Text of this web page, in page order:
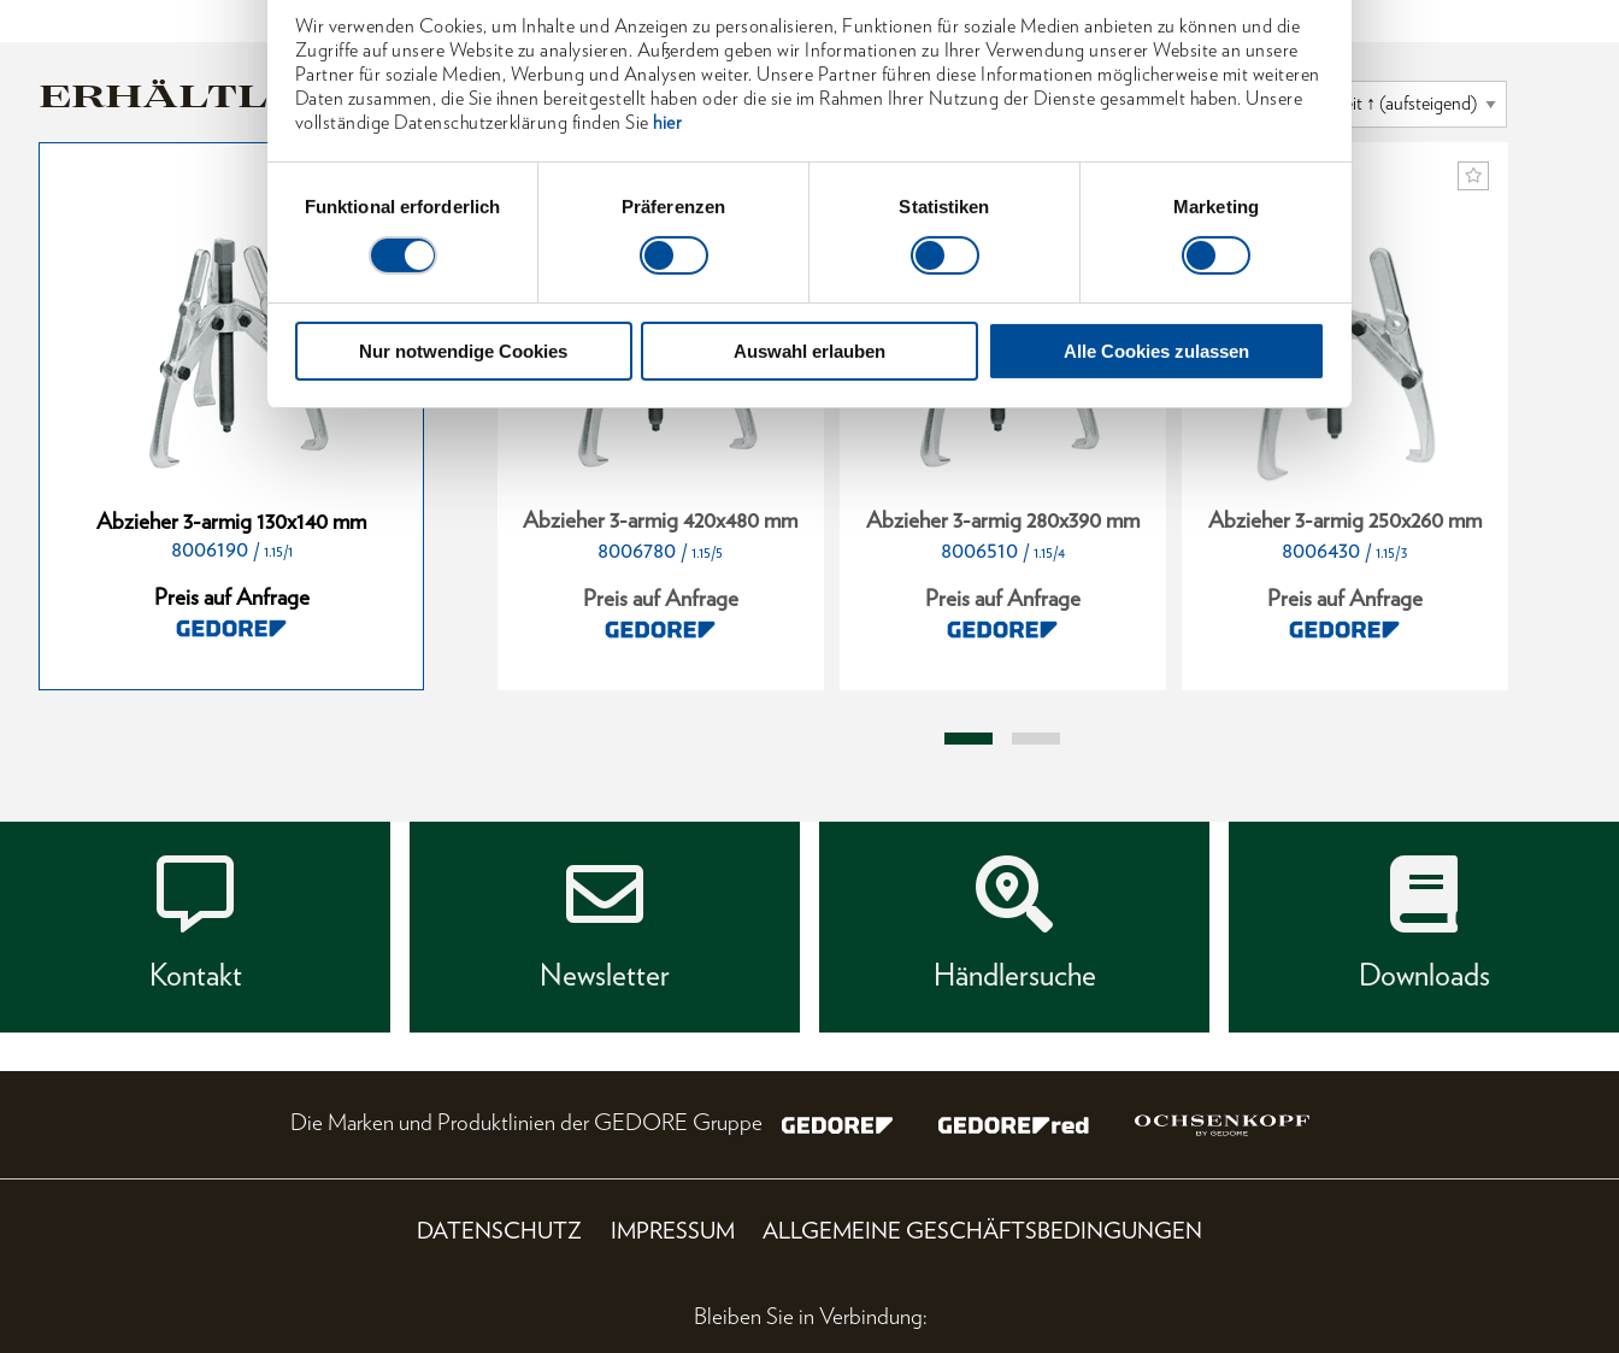
Wir verwenden Cookies, um Inhalte und Anzeigen zu personalisieren, Funktionen für soziale Medien anbieten zu können und die
Zugriffe auf unsere Website zu analysieren. Außerdem geben wir Informationen zu Ihrer Verwendung unserer Website an unsere
Partner für soziale Medien, Werbung und Analysen weiter. Unsere Partner führen diese Informationen möglicherweise mit weiteren
Daten zusammen, die Sie ihnen bereitgestellt haben oder die sie im Rahmen Ihrer Nutzung der Dienste gesammelt haben. Unsere
vollständige Datenschutzerklärung finden Sie hier
Funktional erforderlich
Präferenzen Statistiken Marketing
Nur notwendige Cookies Auswahl erlauben Alle Cookies zulassen
ERHÄLTLICHE VARIANTEN
Abzieher 3-armig 130x140 mm
8006190 / 1.15/1
Preis auf Anfrage
mm
Abzieher 3-armig 200x210 mm
8006350
Preis auf Anfrage
Abzieher 3-armig 420x480 mm
8006780 / 1.15/5
Preis auf Anfrage
Abzieher 3-armig 280x390 mm
8006510 / 1.15/4
Preis auf Anfrage
Abzieher 3-armig 250x260 mm
8006430 / 1.15/3
Preis auf Anfrage
Kontakt Newsletter Händlersuche Downloads
Die Marken und Produktlinien der GEDORE Gruppe
DATENSCHUTZ IMPRESSUM ALLGEMEINE GESCHÄFTSBEDINGUNGEN
Bleiben Sie in Verbindung: